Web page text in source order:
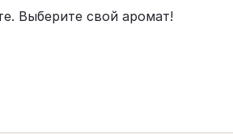
Выберите свой аромат!